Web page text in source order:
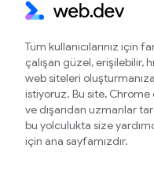
Tüm kullanıcılarınız için
çalışan güzel, erişilebilir,
web siteleri
istiyoruz. Bu site, Chrome
ve dışarıdan uzmanlar
bu yolculukta size
için ana sayfamızdır.